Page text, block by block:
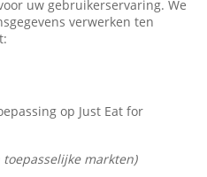
uw gebruikerservaring. We
verwerken ten
op Just Eat for
toepasselijke markten)